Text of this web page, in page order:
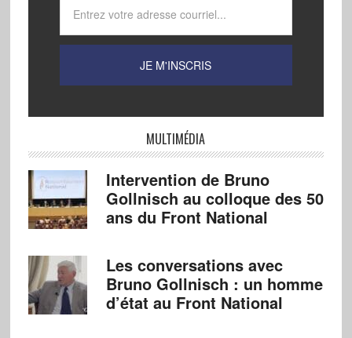
MULTIMÉDIA
Intervention de Bruno
Gollnisch au colloque des 50
ans du Front National
Les conversations avec
Bruno Gollnisch : un homme
d’état au Front National